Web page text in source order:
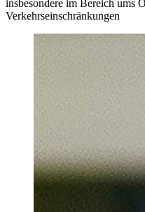
insbesondere im Bereich ums
Verkehrseinschränkungen